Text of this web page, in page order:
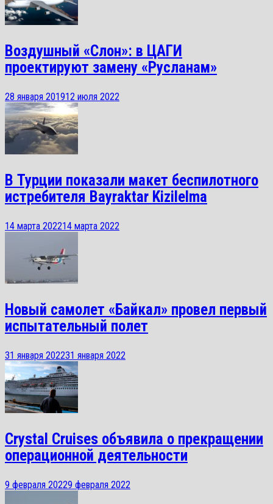
Воздушный «Слон»: в ЦАГИ
проектируют замену «Русланам»
28 января 201912 июля 2022
В Турции показали макет беспилотного
истребителя Bayraktar Kizilelma
14 марта 202214 марта 2022
Новый самолет «Байкал» провел первый
испытательный полет
31 января 202231 января 2022
Crystal Cruises объявила о прекращении
операционной деятельности
9 февраля 20229 февраля 2022